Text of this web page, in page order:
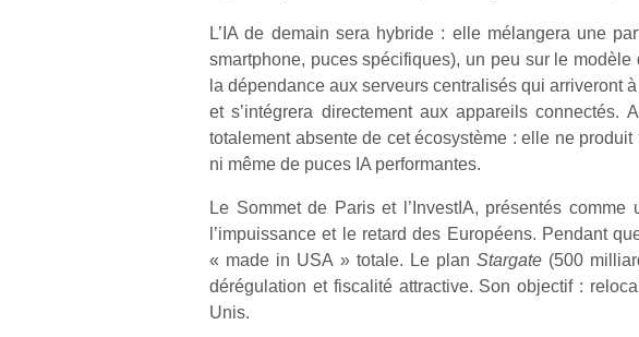
L’IA de demain sera hybride : elle mélangera une
smartphone, puces spécifiques), un peu sur le
la dépendance aux serveurs centralisés qui arriveront
et s’intégrera directement aux appareils
totalement absente de cet écosystème : elle ne
ni même de puces IA performantes.
Le Sommet de Paris et l’InvestIA, présentés
l’impuissance et le retard des Européens. Pendant
« made in USA » totale. Le planStargate (500
dérégulation et fiscalité attractive. Son objectif :
Unis.